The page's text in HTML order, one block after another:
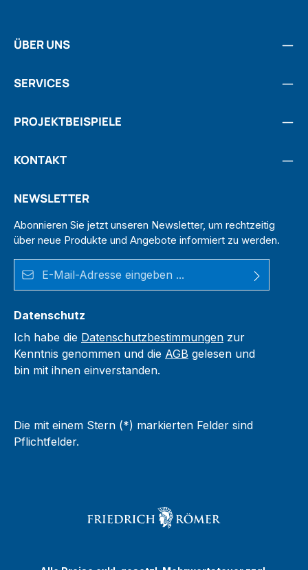
ÜBER UNS
SERVICES
PROJEKTBEISPIELE
KONTAKT
NEWSLETTER
Abonnieren Sie jetzt unseren Newsletter, um rechtzeitig
über neue Produkte und Angebote informiert zu werden.
Datenschutz
Ich habe die Datenschutzbestimmungen zur
Kenntnis genommen und die AGB gelesen und
bin mit ihnen einverstanden.
Die mit einem Stern (*) markierten Felder sind
Pflichtfelder.